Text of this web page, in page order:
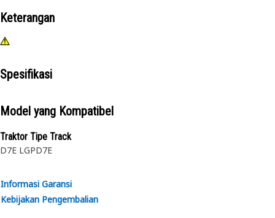
Keterangan
Spesifikasi
Model yang Kompatibel
Traktor Tipe Track
D7E LGPD7E
Informasi Garansi
Kebijakan Pengembalian